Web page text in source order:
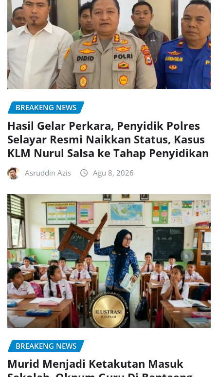
BREAKENG NEWS
Hasil Gelar Perkara, Penyidik Polres
Selayar Resmi Naikkan Status, Kasus
KLM Nurul Salsa ke Tahap Penyidikan
Asruddin Azis Agu 8, 2026
BREAKENG NEWS
Murid Menjadi Ketakutan Masuk